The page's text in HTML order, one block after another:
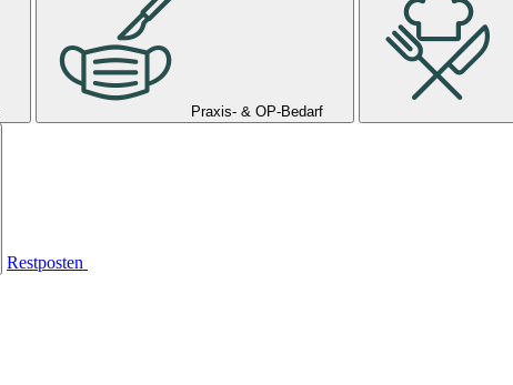
Praxis- & OP-Bedarf
Restposten